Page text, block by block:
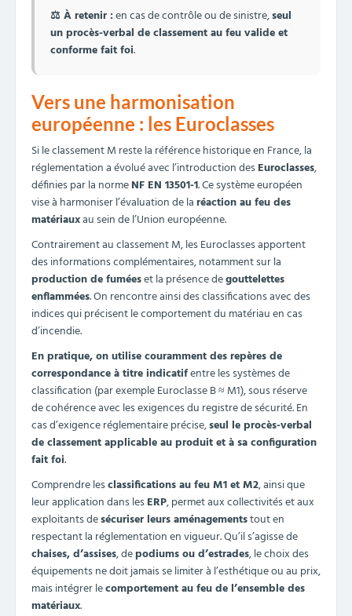
⚖️À retenir :en cas de contrôle ou de sinistre,seul
un procès-verbal de classement au feu valide et
conforme fait foi.
Vers une harmonisation
européenne : les Euroclasses
Si le classement M reste la référence historique en France, la
réglementation a évolué avec l’introduction desEuroclasses,
définies par la normeNF EN 13501-1. Ce système européen
vise à harmoniser l’évaluation de laréaction au feu des
matériauxau sein de l’Union européenne.
Contrairement au classement M, les Euroclasses apportent
des informations complémentaires, notamment sur la
production de fuméeset la présence degouttelettes
enflammées. On rencontre ainsi des classifications avec des
indices qui précisent le comportement du matériau en cas
d’incendie.
En pratique, on utilise couramment des repères de
correspondance à titre indicatifentre les systèmes de
classification (par exemple Euroclasse B ≈ M1), sous réserve
de cohérence avec les exigences du registre de sécurité. En
cas d’exigence réglementaire précise,seul le procès-verbal
de classement applicable au produit et à sa configuration
fait foi.
Comprendre lesclassifications au feu M1 et M2, ainsi que
leur application dans lesERP, permet aux collectivités et aux
exploitants desécuriser leurs aménagementstout en
respectant la réglementation en vigueur. Qu’il s’agisse de
chaises, d’assises, depodiums ou d’estrades, le choix des
équipements ne doit jamais se limiter à l’esthétique ou au prix,
mais intégrer lecomportement au feu de l’ensemble des
matériaux.